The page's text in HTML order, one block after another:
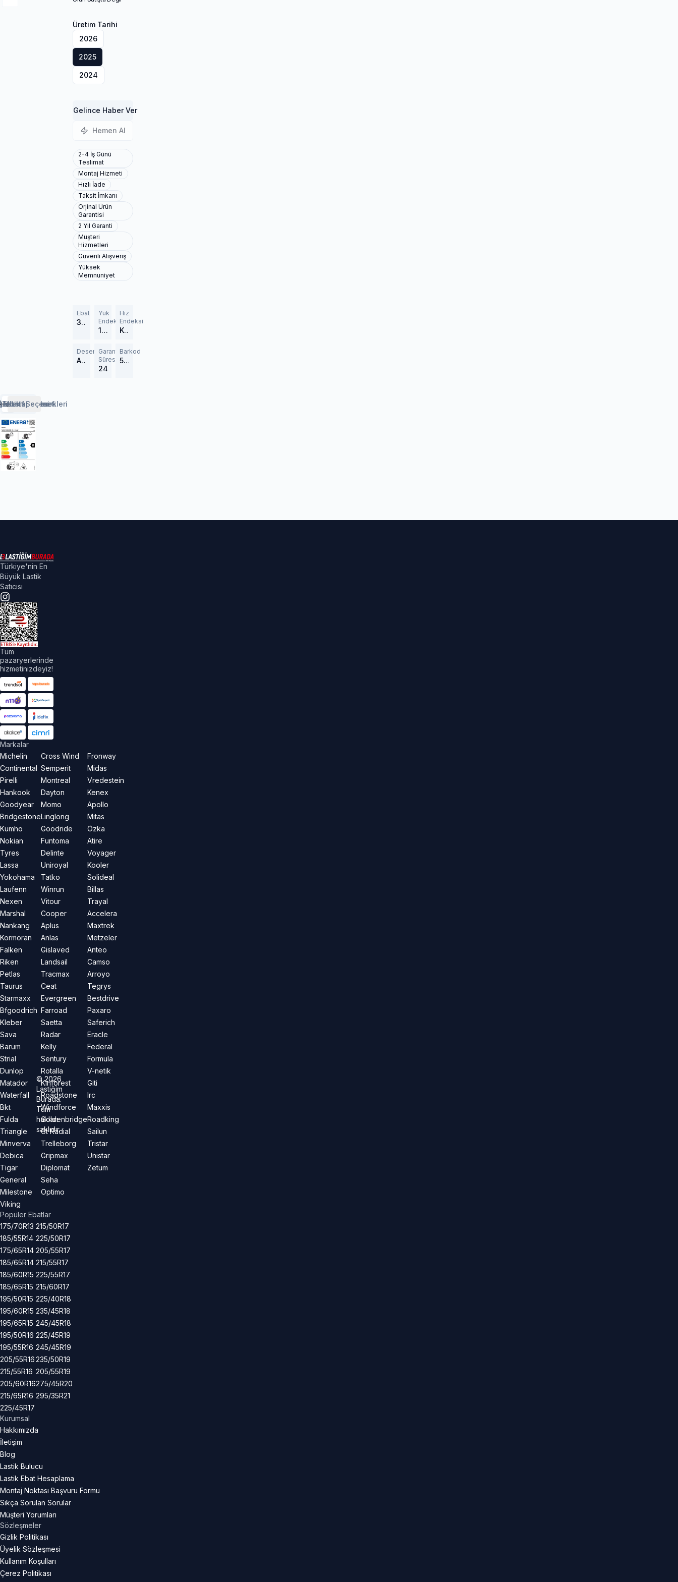
Üretim Tarihi
2026
2025
2024
Gelince Haber Ver
Hemen Al
2-4 İş Günü
Teslimat
Montaj Hizmeti
Hızlı İade
Taksit İmkanı
Orjinal Ürün
Garantisi
2 Yıl Garanti
Müşteri
Hizmetleri
Güvenli Alışveriş
Yüksek
Memnuniyet
Ebat
385/65R22.5
Yük
Endeksi
160 (4500 kg)
Hız
Endeksi
K (110 km/h)
Desen
Armorsteel KMT
Garanti
Süresi
24
Barkod
582925
Rehberi
Montaj Hizmeti
Taksit Seçenekleri
Türkiye'nin En
Büyük Lastik
Satıcısı
Tüm
pazaryerlerinde
hizmetinizdeyiz!
Markalar
Michelin
Continental
Pirelli
Hankook
Goodyear
Bridgestone
Kumho
Nokian
Tyres
Lassa
Yokohama
Laufenn
Nexen
Marshal
Nankang
Kormoran
Falken
Riken
Petlas
Taurus
Starmaxx
Bfgoodrich
Kleber
Sava
Barum
Strial
Dunlop
Matador
Waterfall
Bkt
Fulda
Triangle
Minverva
Debica
Tigar
General
Milestone
Viking
Cross Wind
Semperit
Montreal
Dayton
Momo
Linglong
Goodride
Funtoma
Delinte
Uniroyal
Tatko
Winrun
Vitour
Cooper
Aplus
Anlas
Gislaved
Landsail
Tracmax
Ceat
Evergreen
Farroad
Saetta
Radar
Kelly
Sentury
Rotalla
Kinforest
Roadstone
Windforce
Goldenbridge
Gt Radial
Trelleborg
Gripmax
Diplomat
Seha
Optimo
Fronway
Midas
Vredestein
Kenex
Apollo
Mitas
Özka
Atire
Voyager
Kooler
Solideal
Billas
Trayal
Accelera
Maxtrek
Metzeler
Anteo
Camso
Arroyo
Tegrys
Bestdrive
Paxaro
Saferich
Eracle
Federal
Formula
V-netik
Giti
Irc
Maxxis
Roadking
Sailun
Tristar
Unistar
Zetum
Popüler Ebatlar
175/70R13
185/55R14
175/65R14
185/65R14
185/60R15
185/65R15
195/50R15
195/60R15
195/65R15
195/50R16
195/55R16
205/55R16
215/55R16
205/60R16
215/65R16
225/45R17
215/50R17
225/50R17
205/55R17
215/55R17
225/55R17
215/60R17
225/40R18
235/45R18
245/45R18
225/45R19
245/45R19
235/50R19
205/55R19
275/45R20
295/35R21
Kurumsal
Hakkımızda
İletişim
Blog
Lastik Bulucu
Lastik Ebat Hesaplama
Montaj Noktası Başvuru Formu
Sıkça Sorulan Sorular
Müşteri Yorumları
Sözleşmeler
Gizlik Politikası
Üyelik Sözleşmesi
Kullanım Koşulları
Çerez Politikası
©2026
Lastiğim
Burada.
Tüm
hakları
saklıdır.